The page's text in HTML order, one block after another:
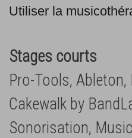
Utiliser la
Stages courts
Pro-Tools, Ableton,
Cakewalk by
Sonorisation,